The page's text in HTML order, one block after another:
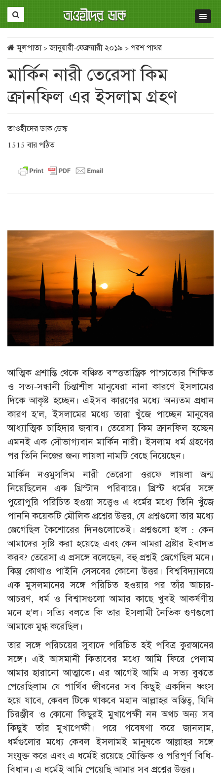
মূলপাতা> জানুয়ারী-ফেব্রুয়ারী ২০১৯ > পরশ পাথর
মার্কিন নারী তেরেসা কিম
ক্রানফিল এর ইসলাম গ্রহণ
তাওহীদের ডাক ডেস্ক
1515 বার পঠিত
আত্মিক প্রশান্তি থেকে বঞ্চিত বস্ত্ততান্ত্রিক পাশ্চাত্যের শিক্ষিত
ও সত্য-সন্ধানী চিন্তাশীল মানুষেরা নানা কারণে ইসলামের
দিকে আকৃষ্ট হচ্ছেন। এইসব কারণের মধ্যে অন্যতম প্রধান
কারণ হ’ল, ইসলামের মধ্যে তারা খুঁজে পাচ্ছেন মানুষের
আধ্যাত্মিক চাহিদার জবাব। তেরেসা কিম ক্রানফিল হচ্ছেন
এমনই এক সৌভাগ্যবান মার্কিন নারী। ইসলাম ধর্ম গ্রহণের
পর তিনি নিজের জন্য লায়লা নামটি বেছে নিয়েছেন।
মার্কিন নওমুসলিম নারী তেরেসা ওরফে লায়লা জন্ম
নিয়েছিলেন এক খ্রিস্টান পরিবারে। খ্রিস্ট ধর্মের সঙ্গে
পুরোপুরি পরিচিত হওয়া সত্ত্বেও এ ধর্মের মধ্যে তিনি খুঁজে
পাননি কয়েকটি মৌলিক প্রশ্নের উত্তর, যে প্রশ্নগুলো তার মধ্যে
জেগেছিল কৈশোরের দিনগুলোতেই। প্রশ্নগুলো হ’ল : কেন
আমাদের সৃষ্টি করা হয়েছে এবং কেন আমরা স্রষ্টার ইবাদত
করব? তেরেসা এ প্রসঙ্গে বলেছেন, বহু প্রশ্নই জেগেছিল মনে।
কিন্তু কোথাও পাইনি সেসবের কোনো উত্তর। বিশ্ববিদ্যালয়ে
এক মুসলমানের সঙ্গে পরিচিত হওয়ার পর তাঁর আচার-
আচরণ, ধর্ম ও বিশ্বাসগুলো আমার কাছে খুবই আকর্ষণীয়
মনে হ’ল। সত্যি বলতে কি তার ইসলামী নৈতিক গুণগুলো
আমাকে মুগ্ধ করেছিল।
তার সঙ্গে পরিচয়ের সুবাদে পরিচিত হই পবিত্র কুরআনের
সঙ্গে। এই আসমানী কিতাবের মধ্যে আমি ফিরে পেলাম
আমার হারানো আত্মাকে। এর আগেই আমি এ সত্য বুঝতে
পেরেছিলাম যে পার্থিব জীবনের সব কিছুই একদিন ধ্বংস
হয়ে যাবে, কেবল টিকে থাকবে মহান আল্লাহর অস্তিত্ব, যিনি
চিরঞ্জীব ও কোনো কিছুরই মুখাপেক্ষী নন অথচ অন্য সব
কিছুই তাঁর মুখাপেক্ষী। পরে গবেষণা করে জানলাম,
ধর্মগুলোর মধ্যে কেবল ইসলামই মানুষকে আল্লাহর সঙ্গে
সংযুক্ত করে এবং এ ধর্মেই রয়েছে যৌক্তিক ও পরিপূর্ণ বিধি-
বিধান। এ ধর্মেই আমি পেয়েছি আমার সব প্রশ্নের উত্তর।